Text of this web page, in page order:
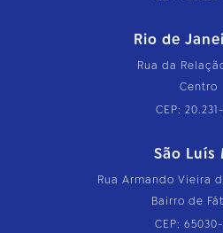
Rio de
Rua da
Centro
CEP:
São Luís
Rua Armando Vieira
Bairro de
CEP: